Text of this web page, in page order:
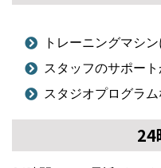
トレーニングマシ
スタッフのサポー
スタジオプログラ
24